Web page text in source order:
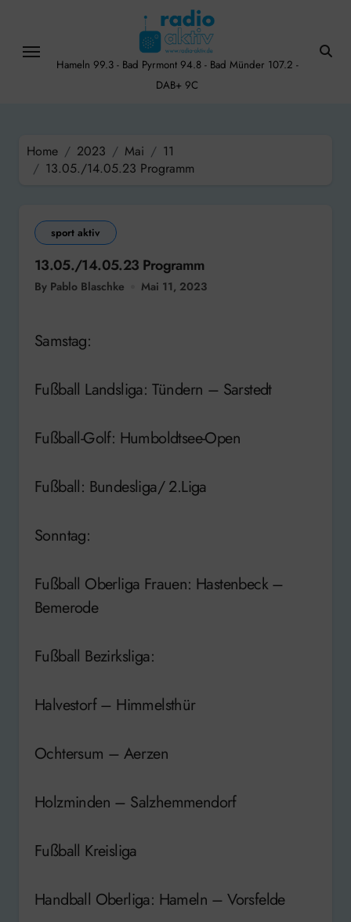
content
Hameln 99.3 - Bad Pyrmont 94.8 - Bad Münder 107.2 -
DAB+ 9C
Home 2023 Mai
11
13.05./14.05.23 Programm
sport aktiv
13.05./14.05.23 Programm
By Pablo Blaschke Mai 11, 2023
Samstag:
Fußball Landsliga: Tündern – Sarstedt
Fußball-Golf: Humboldtsee-Open
Fußball: Bundesliga/ 2.Liga
Sonntag:
Fußball Oberliga Frauen: Hastenbeck –
Bemerode
Fußball Bezirksliga:
Halvestorf – Himmelsthür
Ochtersum – Aerzen
Holzminden – Salzhemmendorf
Fußball Kreisliga
Handball Oberliga: Hameln – Vorsfelde